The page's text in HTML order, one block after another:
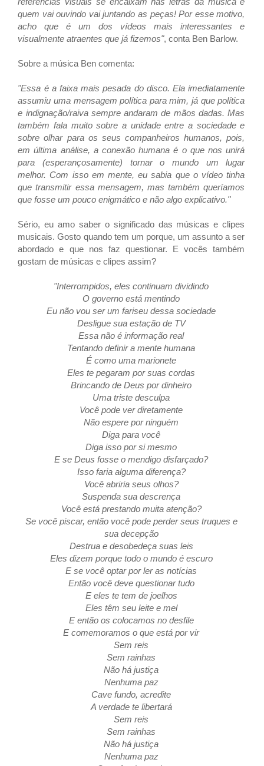
quem vai ouvindo vai juntando as peças! Por esse motivo,
acho que é um dos vídeos mais interessantes e
visualmente atraentes que já fizemos", conta Ben Barlow.
Sobre a música Ben comenta:
"Essa é a faixa mais pesada do disco. Ela imediatamente
assumiu uma mensagem política para mim, já que política
e indignação/raiva sempre andaram de mãos dadas. Mas
também fala muito sobre a unidade entre a sociedade e
sobre olhar para os seus companheiros humanos, pois,
em última análise, a conexão humana é o que nos unirá
para (esperançosamente) tornar o mundo um lugar
melhor. Com isso em mente, eu sabia que o vídeo tinha
que transmitir essa mensagem, mas também queríamos
que fosse um pouco enigmático e não algo explicativo."
Sério, eu amo saber o significado das músicas e clipes
musicais. Gosto quando tem um porque, um assunto a ser
abordado e que nos faz questionar. E vocês também
gostam de músicas e clipes assim?
"Interrompidos, eles continuam dividindo
O governo está mentindo
Eu não vou ser um fariseu dessa sociedade
Desligue sua estação de TV
Essa não é informação real
Tentando definir a mente humana
É como uma marionete
Eles te pegaram por suas cordas
Brincando de Deus por dinheiro
Uma triste desculpa
Você pode ver diretamente
Não espere por ninguém
Diga para você
Diga isso por si mesmo
E se Deus fosse o mendigo disfarçado?
Isso faria alguma diferença?
Você abriria seus olhos?
Suspenda sua descrença
Você está prestando muita atenção?
Se você piscar, então você pode perder seus truques e
sua decepção
Destrua e desobedeça suas leis
Eles dizem porque todo o mundo é escuro
E se você optar por ler as notícias
Então você deve questionar tudo
E eles te tem de joelhos
Eles têm seu leite e mel
E então os colocamos no desfile
E comemoramos o que está por vir
Sem reis
Sem rainhas
Não há justiça
Nenhuma paz
Cave fundo, acredite
A verdade te libertará
Sem reis
Sem rainhas
Não há justiça
Nenhuma paz